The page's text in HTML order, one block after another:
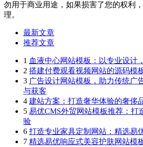
勿用于商业用途，如果损害了您的权利
理。
最新文章
推荐文章
1 血液中心网站模板：以专业设计
2 搭建付费观看视频网站的源码模
3 广告设计网站模板，助力传统广
与获客
4 建站方案：打造奢华体验的奢侈
5 易优CMS外贸网站模板推荐：打
验
6 打造专业家具定制网站：精选易
7 精选易优响应式美容护肤网站模